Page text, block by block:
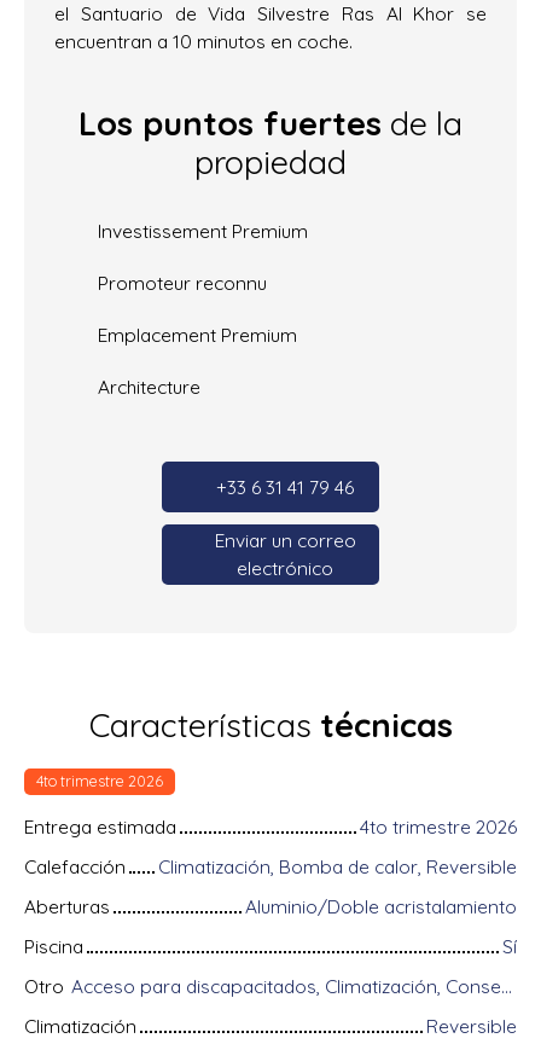
el Santuario de Vida Silvestre Ras Al Khor se
encuentran a 10 minutos en coche.
Los puntos fuertes de la
propiedad
Investissement Premium
Promoteur reconnu
Emplacement Premium
Architecture
+33 6 31 41 79 46
Enviar un correo
electrónico
Características técnicas
4to trimestre 2026
Entrega estimada
4to trimestre 2026
Calefacción
Climatización, Bomba de calor, Reversible
Aberturas
Aluminio/Doble acristalamiento
Piscina
Sí
Otro
Acceso para discapacitados, Climatización, Conserje, Equipos domóticos, Fibra óptica, Guardián, Intercomunicador, Portón motorizado, Puerta blindada, Sistema de alarma, Videófono
Climatización
Reversible